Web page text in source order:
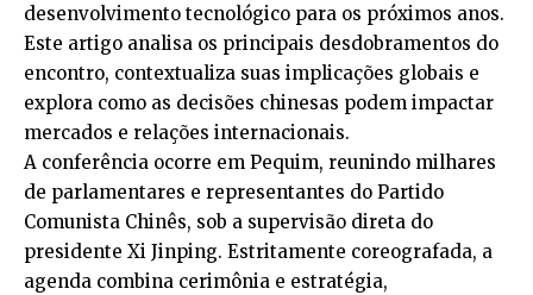
desenvolvimento tecnológico para os próximos anos.
Este artigo analisa os principais desdobramentos do
encontro, contextualiza suas implicações globais e
explora como as decisões chinesas podem impactar
mercados e relações internacionais.
A conferência ocorre em Pequim, reunindo milhares
de parlamentares e representantes do Partido
Comunista Chinês, sob a supervisão direta do
presidente Xi Jinping. Estritamente coreografada, a
agenda combina cerimônia e estratégia,